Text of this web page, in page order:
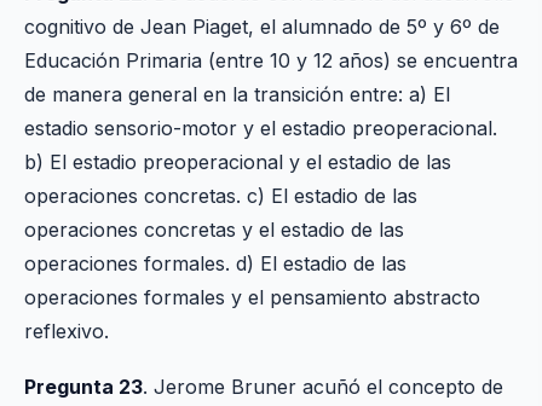
cognitivo de Jean Piaget, el alumnado de 5º y 6º de
Educación Primaria (entre 10 y 12 años) se encuentra
de manera general en la transición entre: a) El
estadio sensorio-motor y el estadio preoperacional.
b) El estadio preoperacional y el estadio de las
operaciones concretas. c) El estadio de las
operaciones concretas y el estadio de las
operaciones formales. d) El estadio de las
operaciones formales y el pensamiento abstracto
reflexivo.
Pregunta 23. Jerome Bruner acuñó el concepto de